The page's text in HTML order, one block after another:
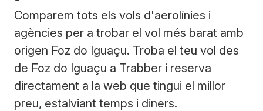
Comparem tots els vols d'aerolínies i
agències per a trobar el vol més barat amb
origen Foz do Iguaçu. Troba el teu vol des
de Foz do Iguaçu a Trabber i reserva
directament a la web que tingui el millor
preu, estalviant temps i diners.